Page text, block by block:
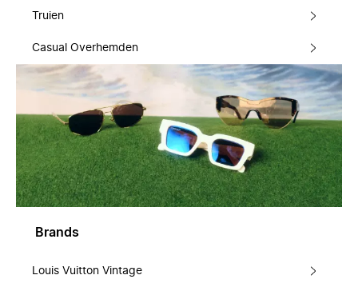
Truien
Casual Overhemden
Brands
Louis Vuitton Vintage